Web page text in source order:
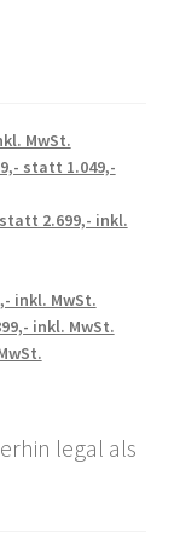
MwSt.
statt 1.049,-
2.699,- inkl.
inkl. MwSt.
inkl. MwSt.
legal als